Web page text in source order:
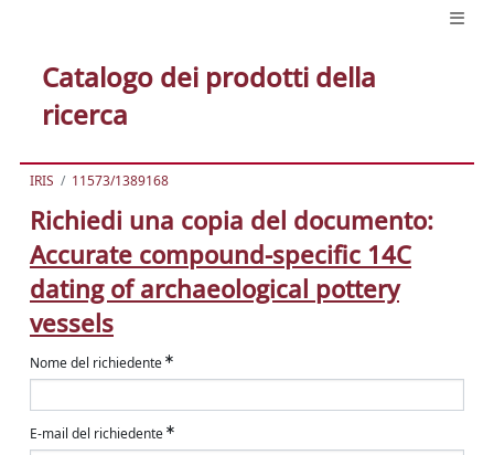
Catalogo dei prodotti della
ricerca
IRIS 11573/1389168
Richiedi una copia del documento:
Accurate compound-specific 14C
dating of archaeological pottery
vessels
Nome del richiedente
E-mail del richiedente